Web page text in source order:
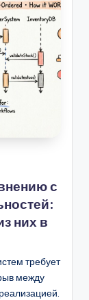
с
них в
требует
между